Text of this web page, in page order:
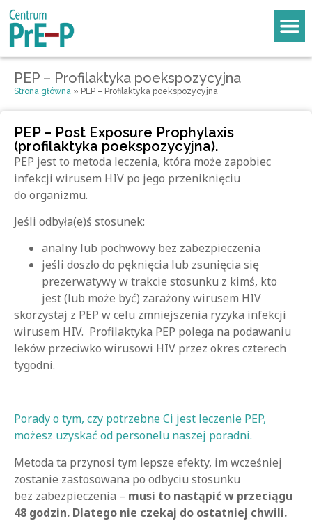
PEP – Profilaktyka poekspozycyjna
Strona główna » PEP – Profilaktyka poekspozycyjna
PEP – Post Exposure Prophylaxis
(profilaktyka poekspozycyjna).
PEP jest to metoda leczenia, która może zapobiec
infekcji wirusem HIV po jego przeniknięciu
do organizmu.
Jeśli odbyła(e)ś stosunek:
analny lub pochwowy bez zabezpieczenia
jeśli doszło do pęknięcia lub zsunięcia się
prezerwatywy w trakcie stosunku z kimś, kto
jest (lub może być) zarażony wirusem HIV
skorzystaj z PEP w celu zmniejszenia ryzyka infekcji
wirusem HIV. Profilaktyka PEP polega na podawaniu
leków przeciwko wirusowi HIV przez okres czterech
tygodni.
Porady o tym, czy potrzebne Ci jest leczenie PEP,
możesz uzyskać od personelu naszej poradni.
Metoda ta przynosi tym lepsze efekty, im wcześniej
zostanie zastosowana po odbyciu stosunku
bez zabezpieczenia – musi to nastąpić w przeciągu
48 godzin. Dlatego nie czekaj do ostatniej chwili.